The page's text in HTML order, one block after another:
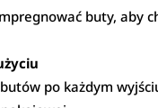
buty, aby
po każdym